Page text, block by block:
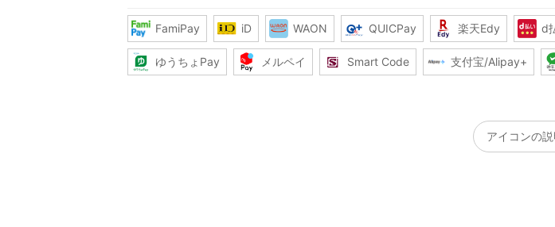
FamiPay iD WAON QUICPay 楽天Edy d
ゆうちょPay メルペイ Smart Code 支付宝/Alipay+
アイコンの